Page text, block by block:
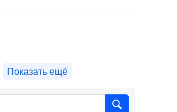
Показать ещё